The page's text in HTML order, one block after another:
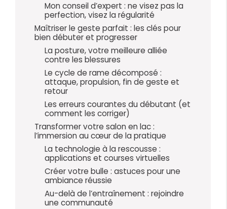
Mon conseil d’expert : ne visez pas la
perfection, visez la régularité
Maîtriser le geste parfait : les clés pour
bien débuter et progresser
La posture, votre meilleure alliée
contre les blessures
Le cycle de rame décomposé :
attaque, propulsion, fin de geste et
retour
Les erreurs courantes du débutant (et
comment les corriger)
Transformer votre salon en lac :
l’immersion au cœur de la pratique
La technologie à la rescousse :
applications et courses virtuelles
Créer votre bulle : astuces pour une
ambiance réussie
Au-delà de l’entraînement : rejoindre
une communauté